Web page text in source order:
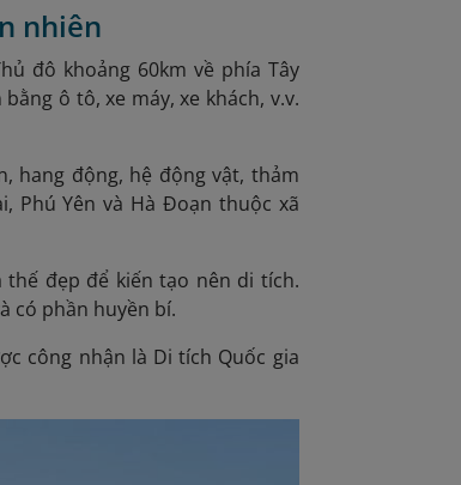
nhiên
đô khoảng 60km về phía Tây
ô tô, xe máy, xe khách, v.v.
hang động, hệ động vật, thảm
Phú Yên và Hà Đoạn thuộc xã
đẹp để kiến tạo nên di tích.
có phần huyền bí.
công nhận là Di tích Quốc gia